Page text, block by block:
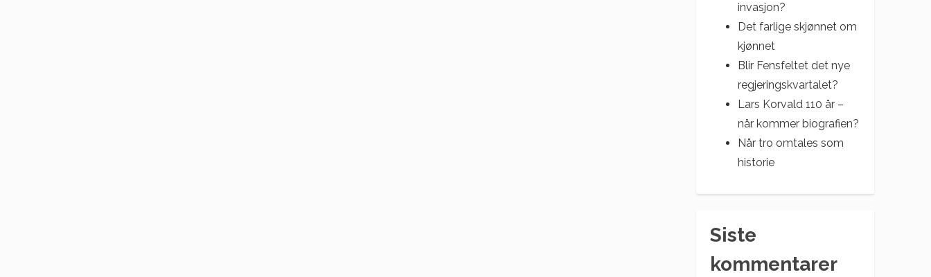
invasjon?
Det farlige skjønnet om
kjønnet
Blir Fensfeltet det nye
regjeringskvartalet?
Lars Korvald 110 år –
når kommer biografien?
Når tro omtales som
historie
Siste
kommentarer